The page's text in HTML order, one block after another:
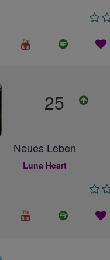
25
Neues Leben
Luna Heart